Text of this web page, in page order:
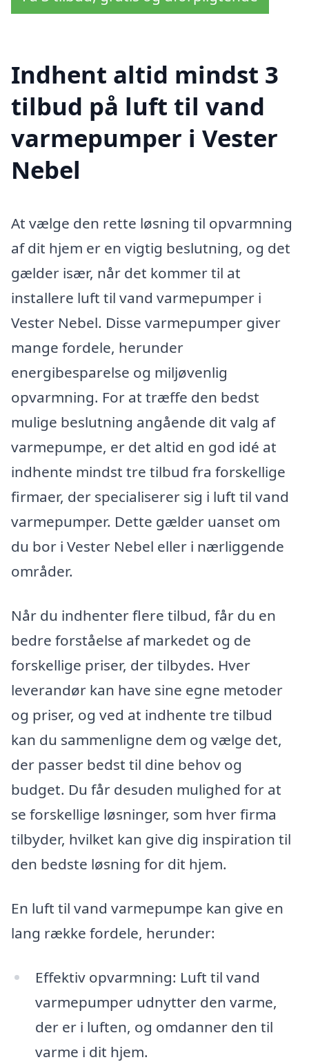
Indhent altid mindst 3
tilbud på luft til vand
varmepumper i Vester
Nebel
At vælge den rette løsning til opvarmning
af dit hjem er en vigtig beslutning, og det
gælder især, når det kommer til at
installere luft til vand varmepumper i
Vester Nebel. Disse varmepumper giver
mange fordele, herunder
energibesparelse og miljøvenlig
opvarmning. For at træffe den bedst
mulige beslutning angående dit valg af
varmepumpe, er det altid en god idé at
indhente mindst tre tilbud fra forskellige
firmaer, der specialiserer sig i luft til vand
varmepumper. Dette gælder uanset om
du bor i Vester Nebel eller i nærliggende
områder.
Når du indhenter flere tilbud, får du en
bedre forståelse af markedet og de
forskellige priser, der tilbydes. Hver
leverandør kan have sine egne metoder
og priser, og ved at indhente tre tilbud
kan du sammenligne dem og vælge det,
der passer bedst til dine behov og
budget. Du får desuden mulighed for at
se forskellige løsninger, som hver firma
tilbyder, hvilket kan give dig inspiration til
den bedste løsning for dit hjem.
En luft til vand varmepumpe kan give en
lang række fordele, herunder:
Effektiv opvarmning: Luft til vand
varmepumper udnytter den varme,
der er i luften, og omdanner den til
varme i dit hjem.